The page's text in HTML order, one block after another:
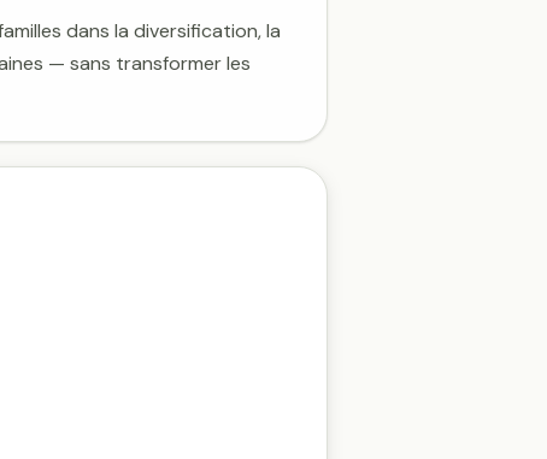
dans la diversification, la
— sans transformer les